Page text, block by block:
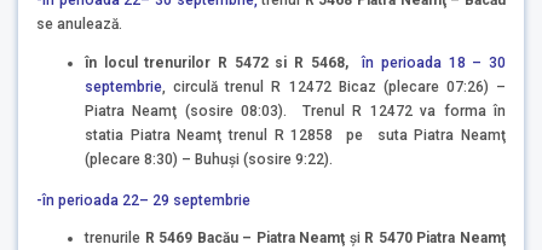
se anulează.
în locul trenurilor R 5472 si R 5468,
în perioada 18 – 30
septembrie, circulă trenul R 12472 Bicaz (plecare 07:26) –
Piatra Neamţ (sosire 08:03). Trenul R 12472 va forma în
statia Piatra Neamţ trenul R 12858 pe suta Piatra Neamţ
(plecare 8:30) – Buhuşi (sosire 9:22).
-în perioada 22– 29 septembrie
trenurile R 5469 Bacău – Piatra Neamţ şi R 5470 Piatra Neamţ